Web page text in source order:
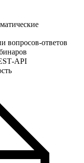
вопросов‑ответов